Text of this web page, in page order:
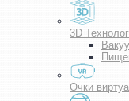
3D
Очки